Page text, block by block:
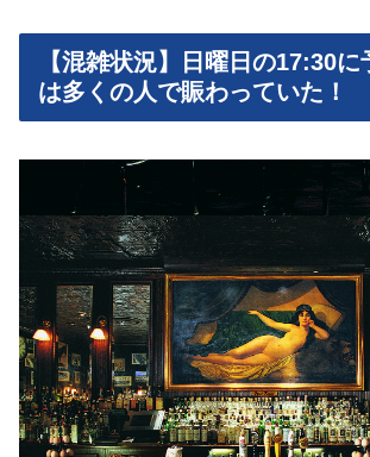
【混雑状況】日曜日の17:30に
は多くの人で賑わっていた！